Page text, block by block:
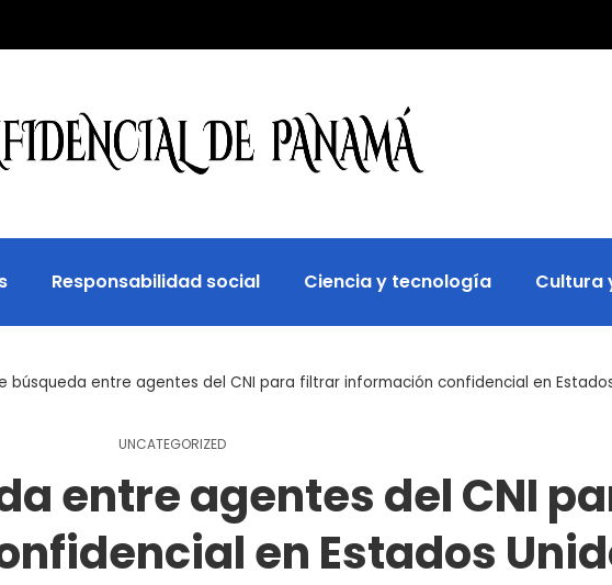
Responsabilidad social Ciencia y tecnología Cultura
búsqueda entre agentes del CNI para filtrar información confidencial en
UNCATEGORIZED
entre agentes del CNI
en Estados